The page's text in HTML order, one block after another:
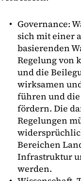
Governance:
sich mit einer
basierenden
Regelung von
und die
wirksamen
führen und
fördern. Die
Regelungen
Bereichen
Infrastruktur
werden.